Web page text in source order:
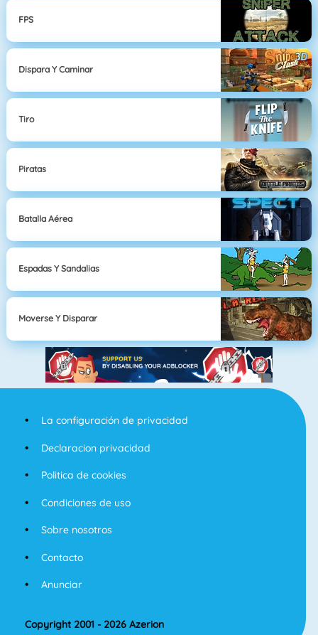
FPS
Dispara Y Caminar
Tiro
Piratas
Batalla Aérea
Espadas Y Sandalias
Moverse Y Disparar
La configuración de privacidad
Declaracion privacidad
Politica de cookies
Condiciones de uso
Sobre nosotros
Contacto
Anunciar
Copyright 2001 - 2026 Azerion